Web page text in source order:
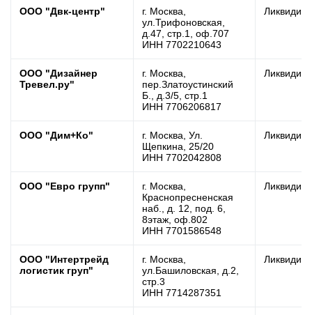
ООО "Двк-центр"
г. Москва,
ул.Трифоновская,
д.47, стр.1, оф.707
ИНН 7702210643
ООО "Дизайнер
Тревел.ру"
г. Москва,
пер.Златоустинский
Б., д.3/5, стр.1
ИНН 7706206817
ООО "Дим+Ко"
г. Москва, Ул.
Щепкина, 25/20
ИНН 7702042808
ООО "Евро групп"
г. Москва,
Краснопресненская
наб., д. 12, под. 6,
8этаж, оф.802
ИНН 7701586548
ООО "Интертрейд
логистик груп"
г. Москва,
ул.Башиловская, д.2,
стр.3
ИНН 7714287351